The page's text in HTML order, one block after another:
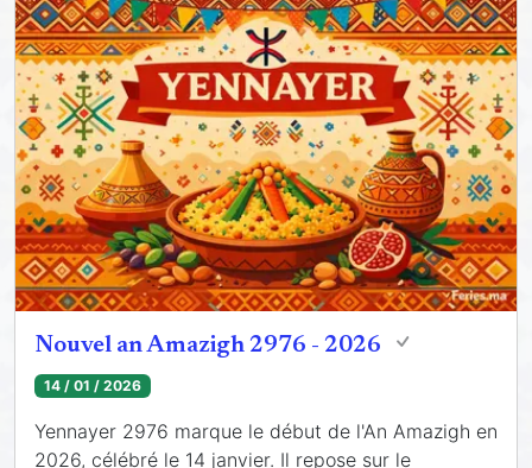
Nouvel an Amazigh 2976 - 2026
14 / 01 / 2026
Yennayer 2976 marque le début de l'An Amazigh en
2026, célébré le 14 janvier. Il repose sur le